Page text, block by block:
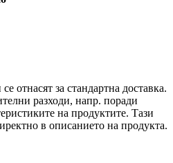
отнасят за стандартна доставка.
разходи, напр. поради
на продуктите. Тази
в описанието на продукта.